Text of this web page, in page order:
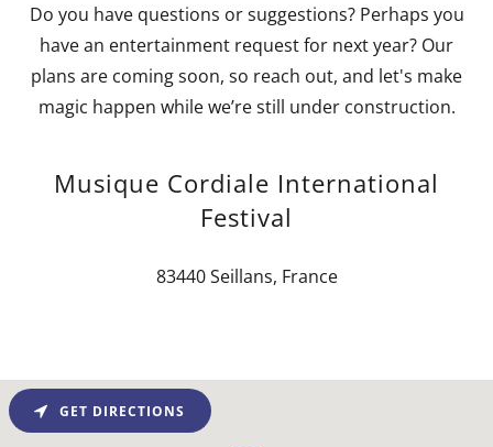
Do you have questions or suggestions? Perhaps you
have an entertainment request for next year? Our
plans are coming soon, so reach out, and let's make
magic happen while we’re still under construction.
Musique Cordiale International
Festival
83440 Seillans, France
GET DIRECTIONS